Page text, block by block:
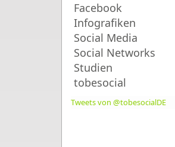
Facebook
Infografiken
Social Media
Social Networks
Studien
tobesocial
Tweets von @tobesocialDE